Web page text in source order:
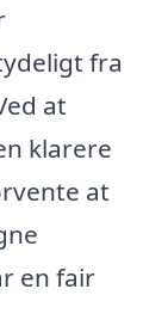
fra
at
klarere
at
en fair